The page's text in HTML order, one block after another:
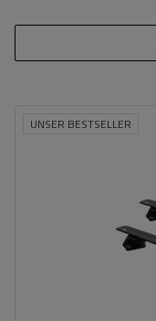
UNSER BESTSELLER